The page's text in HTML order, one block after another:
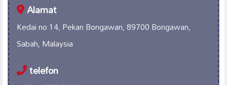
Alamat
Kedai no 14, Pekan Bongawan, 89700 Bongawan,
Sabah, Malaysia
telefon